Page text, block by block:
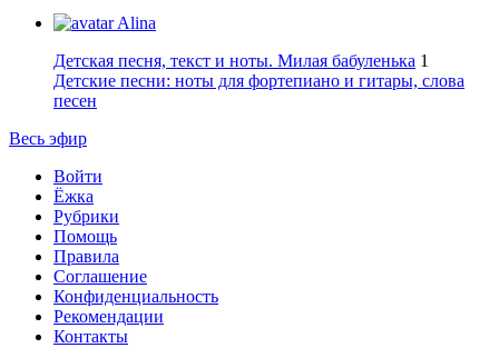
Alina
Детская песня, текст и ноты. Милая бабуленька 1
Детские песни: ноты для фортепиано и гитары, слова
песен
Весь эфир
Войти
Ёжка
Рубрики
Помощь
Правила
Соглашение
Конфиденциальность
Рекомендации
Контакты